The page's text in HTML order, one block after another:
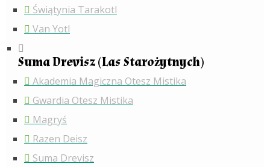
Świątynia Tarakotl
Van Yotl
Suma Drevisz (Las Starożytnych)
Akademia Magiczna Otesz Mistika
Gwardia Otesz Mistika
Magryś
Razen Deisz
Suma Drevisz